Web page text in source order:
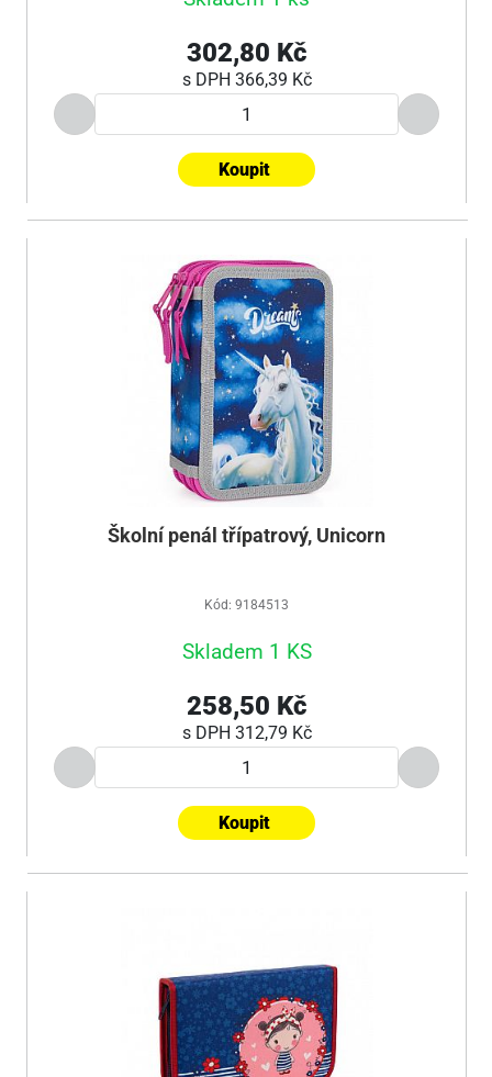
302,80 Kč
s DPH 366,39 Kč
Koupit
Školní penál třípatrový, Unicorn
Kód: 9184513
Skladem 1 KS
258,50 Kč
s DPH 312,79 Kč
Koupit